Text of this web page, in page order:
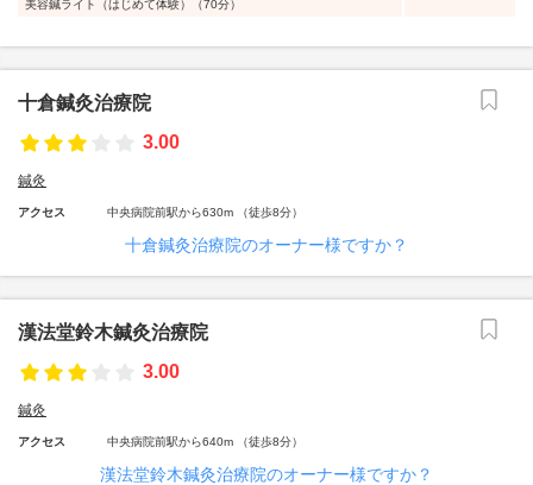
美容鍼ライト（はじめて体験）（70分）
十倉鍼灸治療院
3.00
鍼灸
アクセス 中央病院前駅から630m （徒歩8分）
十倉鍼灸治療院のオーナー様ですか？
漢法堂鈴木鍼灸治療院
3.00
鍼灸
アクセス 中央病院前駅から640m （徒歩8分）
漢法堂鈴木鍼灸治療院のオーナー様ですか？